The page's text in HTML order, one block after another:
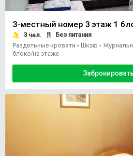
3-местный номер 3 этаж 1
3 чел.
Без питания
Раздельные кровати • Шкаф •
блоке/на этаже
Забронировать